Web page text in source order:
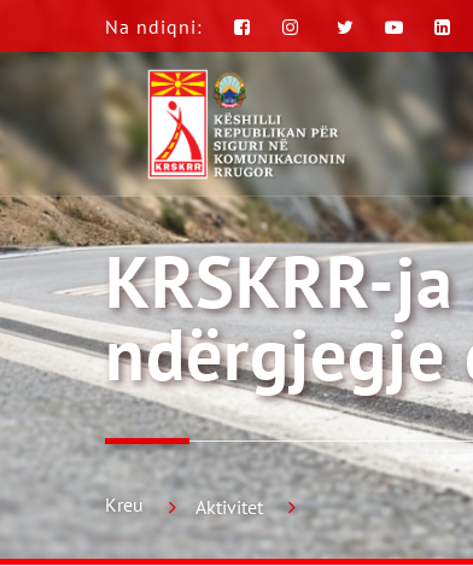
Na ndiqni:
KRSKRR-
ndërgjegje
Kreu Aktivitet